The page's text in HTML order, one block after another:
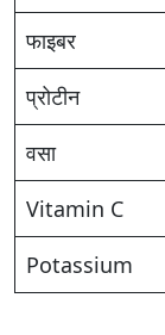
फाइबर
प्रोटीन
वसा
Vitamin C
Potassium